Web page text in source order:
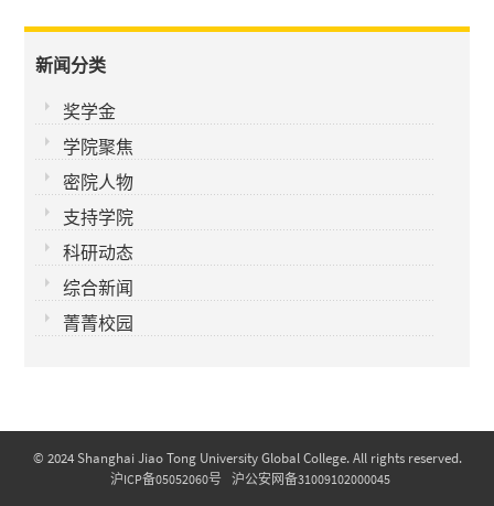
新闻分类
奖学金
学院聚焦
密院人物
支持学院
科研动态
综合新闻
菁菁校园
© 2024 Shanghai Jiao Tong University Global College. All rights reserved.
沪ICP备05052060号 沪公安网备31009102000045